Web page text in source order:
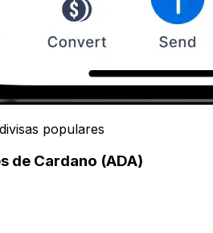
populares
de Cardano (ADA)